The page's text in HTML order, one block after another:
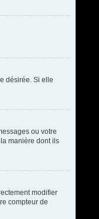
désirée. Si elle
ou votre
manière dont ils
modifier
compteur de